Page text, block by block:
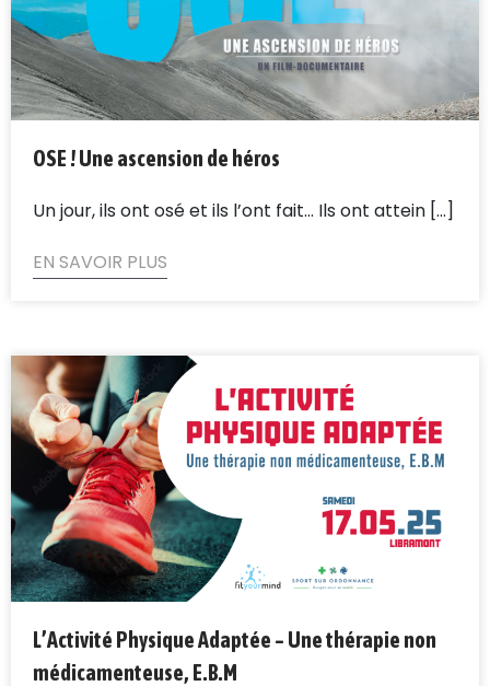
OSE ! Une ascension de héros
Un jour, ils ont osé et ils l’ont fait… Ils ont attein [...]
EN SAVOIR PLUS
L’Activité Physique Adaptée – Une thérapie non
médicamenteuse, E.B.M